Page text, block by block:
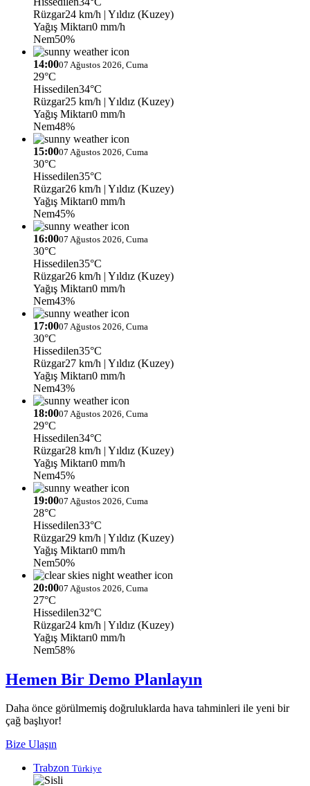
Rüzgar24 km/h | Yıldız (Kuzey)
Yağış Miktarı0 mm/h
Nem50%
14:0007 Ağustos 2026, Cuma
29°C
Hissedilen34°C
Rüzgar25 km/h | Yıldız (Kuzey)
Yağış Miktarı0 mm/h
Nem48%
15:0007 Ağustos 2026, Cuma
30°C
Hissedilen35°C
Rüzgar26 km/h | Yıldız (Kuzey)
Yağış Miktarı0 mm/h
Nem45%
16:0007 Ağustos 2026, Cuma
30°C
Hissedilen35°C
Rüzgar26 km/h | Yıldız (Kuzey)
Yağış Miktarı0 mm/h
Nem43%
17:0007 Ağustos 2026, Cuma
30°C
Hissedilen35°C
Rüzgar27 km/h | Yıldız (Kuzey)
Yağış Miktarı0 mm/h
Nem43%
18:0007 Ağustos 2026, Cuma
29°C
Hissedilen34°C
Rüzgar28 km/h | Yıldız (Kuzey)
Yağış Miktarı0 mm/h
Nem45%
19:0007 Ağustos 2026, Cuma
28°C
Hissedilen33°C
Rüzgar29 km/h | Yıldız (Kuzey)
Yağış Miktarı0 mm/h
Nem50%
20:0007 Ağustos 2026, Cuma
27°C
Hissedilen32°C
Rüzgar24 km/h | Yıldız (Kuzey)
Yağış Miktarı0 mm/h
Nem58%
Hemen Bir Demo Planlayın
Daha önce görülmemiş doğruluklarda hava tahminleri ile yeni bir
çağ başlıyor!
Bize Ulaşın
Trabzon Türkiye